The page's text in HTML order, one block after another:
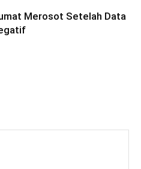
Merosot Setelah Data